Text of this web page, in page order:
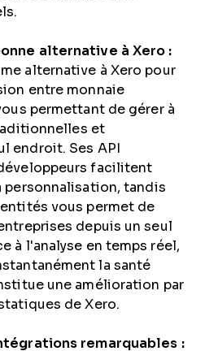
alternative à Xero :
alternative à Xero pour
entre monnaie
permettant de gérer à
et
endroit. Ses API
facilitent
tandis
vous permet de
depuis un seul
à l'analyse en temps réel,
la santé
une amélioration par
de Xero.
remarquables :